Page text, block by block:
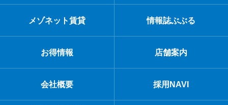
メゾネット賃貸 情報誌ぶぶる
お得情報 店舗案内
会社概要 採用NAVI